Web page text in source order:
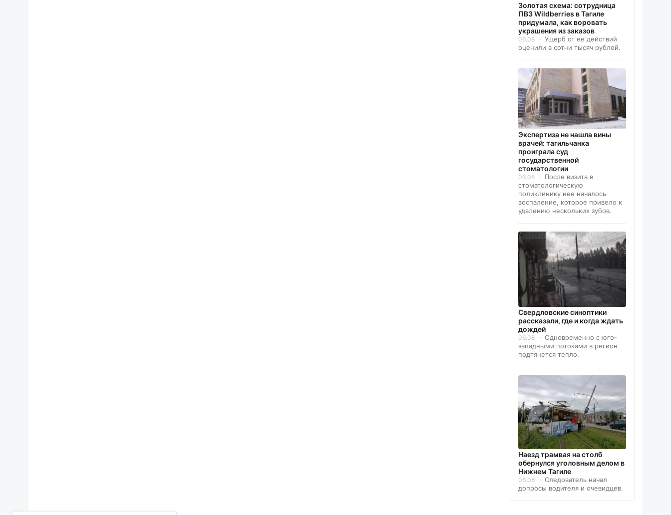
Золотая схема: сотрудница
ПВЗ Wildberries в Тагиле
придумала, как воровать
украшения из заказов
06.08
Ущерб от ее действий
оценили в сотни тысяч рублей.
Экспертиза не нашла вины
врачей: тагильчанка
проиграла суд
государственной
стоматологии
06.08
После визита в
стоматологическую
поликлинику нее началось
воспаление, которое привело к
удалению нескольких зубов.
Свердловские синоптики
рассказали, где и когда ждать
дождей
06.08
Одновременно с юго-
западными потоками в регион
подтянется тепло.
Наезд трамвая на столб
обернулся уголовным делом в
Нижнем Тагиле
06.08
Следователь начал
допросы водителя и очевидцев.